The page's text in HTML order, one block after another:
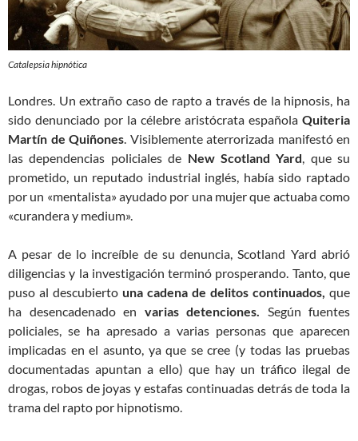
Catalepsia hipnótica
Londres. Un extraño caso de rapto a través de la hipnosis, ha
sido denunciado por la célebre aristócrata española Quiteria
Martín de Quiñones. Visiblemente aterrorizada manifestó en
las dependencias policiales de New Scotland Yard, que su
prometido, un reputado industrial inglés, había sido raptado
por un «mentalista» ayudado por una mujer que actuaba como
«curandera y medium».
A pesar de lo increíble de su denuncia, Scotland Yard abrió
diligencias y la investigación terminó prosperando. Tanto, que
puso al descubierto una cadena de delitos continuados, que
ha desencadenado en varias detenciones. Según fuentes
policiales, se ha apresado a varias personas que aparecen
implicadas en el asunto, ya que se cree (y todas las pruebas
documentadas apuntan a ello) que hay un tráfico ilegal de
drogas, robos de joyas y estafas continuadas detrás de toda la
trama del rapto por hipnotismo.